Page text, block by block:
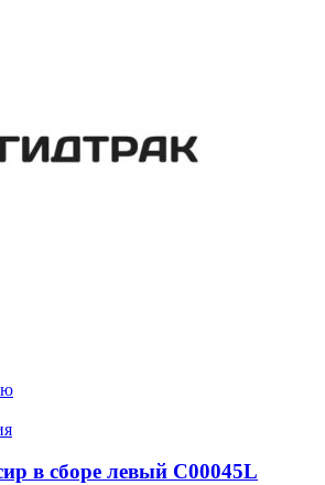
в сборе левый C00045L